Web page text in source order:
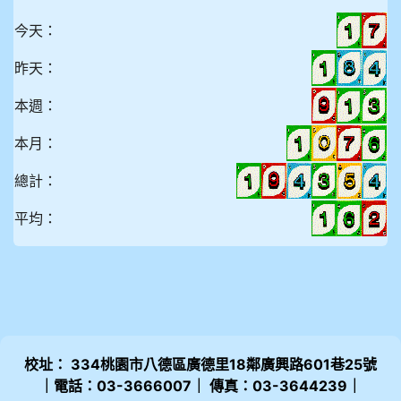
今天：
昨天：
本週：
本月：
總計：
平均：
校址： 334桃園市八德區廣德里18鄰廣興路601巷25號
｜電話：03-3666007｜ 傳真：03-3644239｜